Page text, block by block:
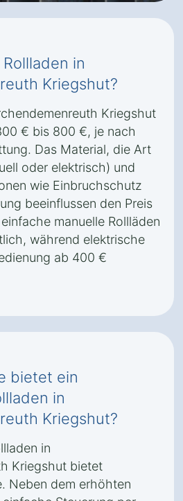
in
Kriegshut?
Kriegshut
€ bis 800 €, je nach
Das Material, die Art
oder elektrisch) und
wie Einbruchschutz
beeinflussen den Preis
manuelle Rollläden
während elektrische
ab 400 €
bietet ein
in
Kriegshut?
in
Kriegshut bietet
Neben dem erhöhten